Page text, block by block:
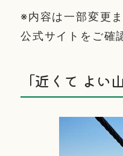
※内容は一部変更
公式サイトをご確
「近くて よ